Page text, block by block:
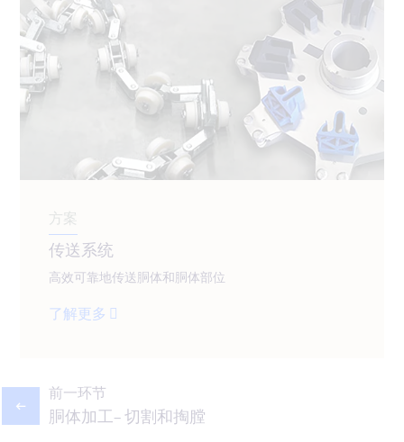
方案
传送系统
高效可靠地传送胴体和胴体部位
了解更多
前一环节
胴体加工- 切割和掏膛